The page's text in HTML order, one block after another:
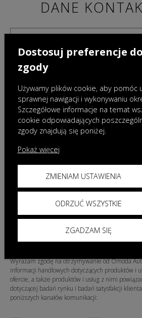
DANE
Administratorami danych osobowych podanych w
Auto Poland sp. z o.o. z siedzibą w Warszawie oraz
informacji dotyczących przetwarzania danych znajdą
Informacje handlowe – zgoda na
Poland sp. z o.o.
Wyrażam zgodę na otrzymywanie od Omoda
informacji handlowych dotyczących produktów i
ofercie, a także produktów i usług z nimi
dotyczącej badań rynku i badań satysfakcji
poniższych kanałów komunikacji:
Dostosuj preferencje
zgody
Używamy plików cookie, aby pomóc
sprawnej nawigacji i wykonywaniu
Szczegółowe informacje na temat
cookie odpowiadających
zgody znajdują się poniżej.
Pokaż więcej
ZMIENIAM USTAWIENIA
ODRZUĆ WSZYSTKIE
ZGADZAM SIĘ